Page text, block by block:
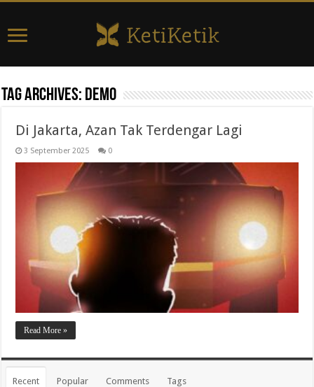
Tag Archives: demo
Di Jakarta, Azan Tak Terdengar Lagi
3 September 2025 0
Read More »
Recent Popular Comments Tags